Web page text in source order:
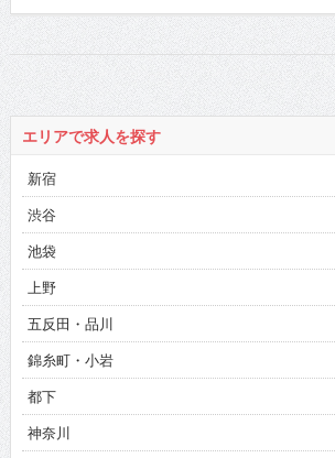
エリアで求人を探す
新宿
渋谷
池袋
上野
五反田・品川
錦糸町・小岩
都下
神奈川